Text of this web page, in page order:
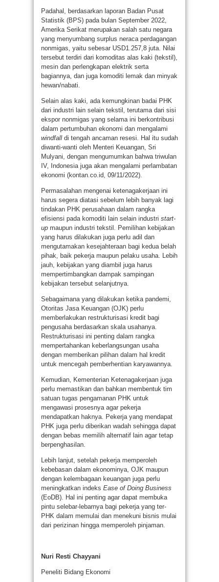
Padahal, berdasarkan laporan Badan Pusat
Statistik (BPS) pada bulan September 2022,
Amerika Serikat merupakan salah satu negara
yang menyumbang surplus neraca perdagangan
nonmigas, yaitu sebesar USD1.257,8 juta. Nilai
tersebut terdiri dari komoditas alas kaki (tekstil),
mesin dan perlengkapan elektrik serta
bagiannya, dan juga komoditi lemak dan minyak
hewan/nabati.
Selain alas kaki, ada kemungkinan badai PHK
dari industri lain selain tekstil, terutama dari sisi
ekspor nonmigas yang selama ini berkontribusi
dalam pertumbuhan ekonomi dan mengalami
windfall di tengah ancaman resesi. Hal itu sudah
diwanti-wanti oleh Menteri Keuangan, Sri
Mulyani, dengan mengumumkan bahwa triwulan
IV, Indonesia juga akan mengalami perlambatan
ekonomi (kontan.co.id, 09/11/2022).
Permasalahan mengenai ketenagakerjaan ini
harus segera diatasi sebelum lebih banyak lagi
tindakan PHK perusahaan dalam rangka
efisiensi pada komoditi lain selain industri start-
up maupun industri tekstil. Pemilihan kebijakan
yang harus dilakukan juga perlu adil dan
mengutamakan kesejahteraan bagi kedua belah
pihak, baik pekerja maupun pelaku usaha. Lebih
jauh, kebijakan yang diambil juga harus
mempertimbangkan dampak sampingan
kebijakan tersebut selanjutnya.
Sebagaimana yang dilakukan ketika pandemi,
Otoritas Jasa Keuangan (OJK) perlu
memberlakukan restrukturisasi kredit bagi
pengusaha berdasarkan skala usahanya.
Restrukturisasi ini penting dalam rangka
mempertahankan keberlangsungan usaha
dengan memberikan pilihan dalam hal kredit
untuk mencegah pemberhentian karyawannya.
Kemudian, Kementerian Ketenagakerjaan juga
perlu memastikan dan bahkan membentuk tim
satuan tugas pengamanan PHK untuk
mengawasi prosesnya agar pekerja
mendapatkan haknya. Pekerja yang mendapat
PHK juga perlu diberikan wadah sehingga dapat
dengan bebas memilih alternatif lain agar tetap
berpenghasilan.
Lebih lanjut, setelah pekerja memperoleh
kebebasan dalam ekonominya, OJK maupun
dengan kelembagaan keuangan juga perlu
meningkatkan indeks Ease of Doing Business
(EoDB). Hal ini penting agar dapat membuka
pintu selebar-lebarnya bagi pekerja yang ter-
PHK dalam memulai dan menekuni bisnis mulai
dari perizinan hingga memperoleh pinjaman.
Nuri Resti Chayyani
Peneliti Bidang Ekonomi